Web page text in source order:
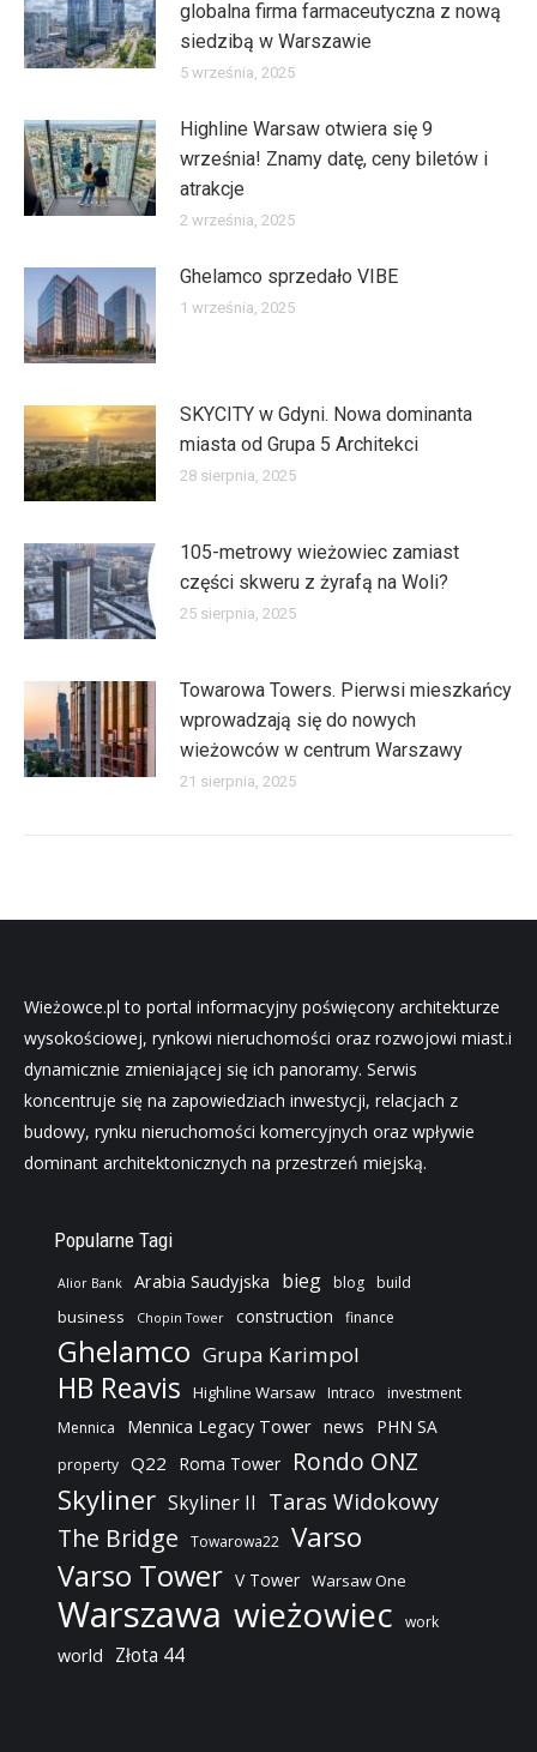
globalna firma farmaceutyczna z nową
siedzibą w Warszawie
5 września, 2025
Highline Warsaw otwiera się 9
września! Znamy datę, ceny biletów i
atrakcje
2 września, 2025
Ghelamco sprzedało VIBE
1 września, 2025
SKYCITY w Gdyni. Nowa dominanta
miasta od Grupa 5 Architekci
28 sierpnia, 2025
105-metrowy wieżowiec zamiast
części skweru z żyrafą na Woli?
25 sierpnia, 2025
Towarowa Towers. Pierwsi mieszkańcy
wprowadzają się do nowych
wieżowców w centrum Warszawy
21 sierpnia, 2025
Wieżowce.pl to portal informacyjny poświęcony architekturze
wysokościowej, rynkowi nieruchomości oraz rozwojowi miast.i
dynamicznie zmieniającej się ich panoramy. Serwis
koncentruje się na zapowiedziach inwestycji, relacjach z
budowy, rynku nieruchomości komercyjnych oraz wpływie
dominant architektonicznych na przestrzeń miejską.
Popularne Tagi
Alior Bank Arabia Saudyjska bieg blog build
business Chopin Tower construction finance
Ghelamco Grupa Karimpol
HB Reavis Highline Warsaw Intraco
investment
Mennica
Mennica Legacy Tower news PHN SA
property Q22 Roma Tower Rondo ONZ
Skyliner Skyliner II Taras Widokowy
The Bridge Towarowa22 Varso
Varso Tower V Tower Warsaw One
Warszawa wieżowiec work
world Złota 44